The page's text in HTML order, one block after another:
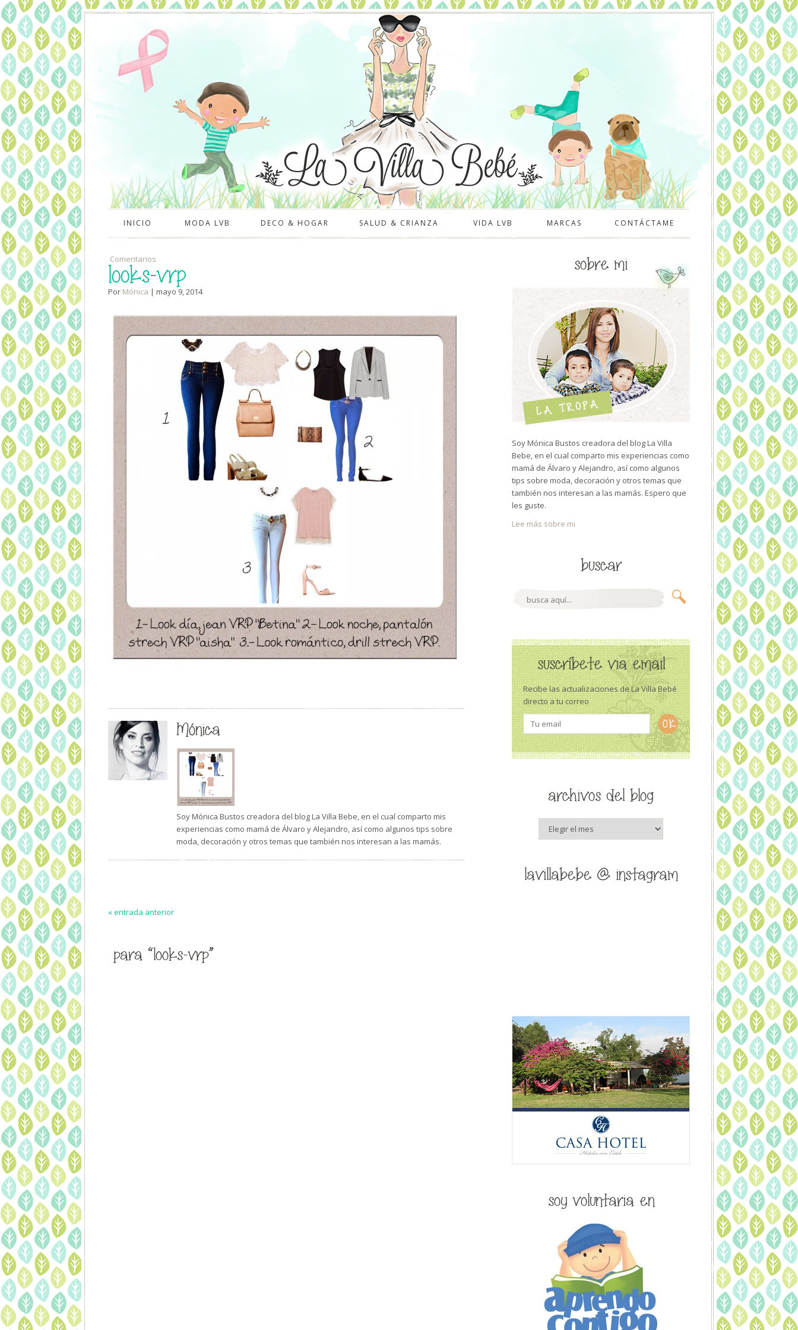
INICIO MODA LVB DECO & HOGAR SALUD & CRIANZA VIDA LVB MARCAS CONTÁCTAME
Comentarios
looks-vrp
Por Mónica | mayo 9, 2014
Mónica
Soy Mónica Bustos creadora del blog La Villa Bebe, en el cual comparto mis
experiencias como mamá de Álvaro y Alejandro, así como algunos tips sobre
moda, decoración y otros temas que también nos interesan a las mamás.
« entrada anterior
para “looks-vrp”
sobre mi
Soy Mónica Bustos creadora del blog La Villa
Bebe, en el cual comparto mis experiencias como
mamá de Álvaro y Alejandro, así como algunos
tips sobre moda, decoración y otros temas que
también nos interesan a las mamás. Espero que
les guste.
Lee más sobre mi
buscar
suscríbete via email
Recibe las actualizaciones de La Villa Bebé
directo a tu correo
archivos del blog
archivos
lavillabebe @ instagram
soy voluntaria en